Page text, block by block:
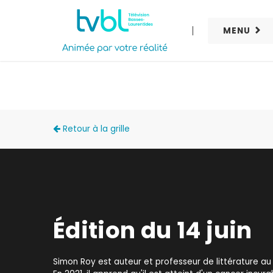
MENU
Retour à la grille
Édition du 14 juin
Simon Roy est auteur et professeur de littérature au